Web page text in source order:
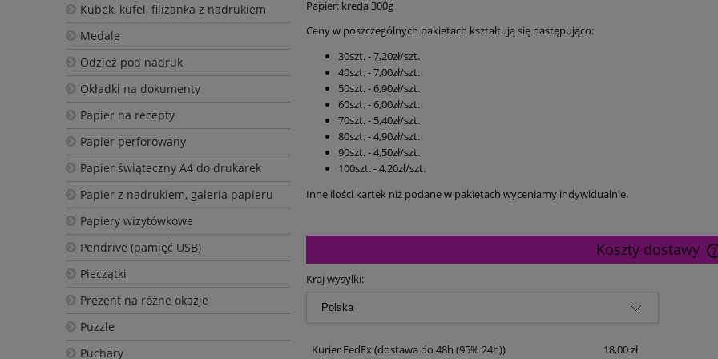
Kubek, kufel, filiżanka z nadrukiem
Medale
Odzież pod nadruk
Okładki na dokumenty
Papier na recepty
Papier perforowany
Papier świąteczny A4 do drukarek
Papier z nadrukiem, galeria papieru
Papiery wizytówkowe
Pendrive (pamięć USB)
Pieczątki
Prezent na różne okazje
Puzzle
Puchary
Papier: kreda 300g
Ceny w poszczególnych pakietach kształtują się następująco:
30szt. - 7,20zł/szt.
40szt. - 7,00zł/szt.
50szt. - 6,90zł/szt.
60szt. - 6,00zł/szt.
70szt. - 5,40zł/szt.
80szt. - 4,90zł/szt.
90szt. - 4,50zł/szt.
100szt. - 4,20zł/szt.
Inne ilości kartek niż podane w pakietach wyceniamy indywidualnie.
Koszty dostawy
Kraj wysyłki:
Kurier FedEx(dostawa do 48h (95% 24h)) 18,00 zł